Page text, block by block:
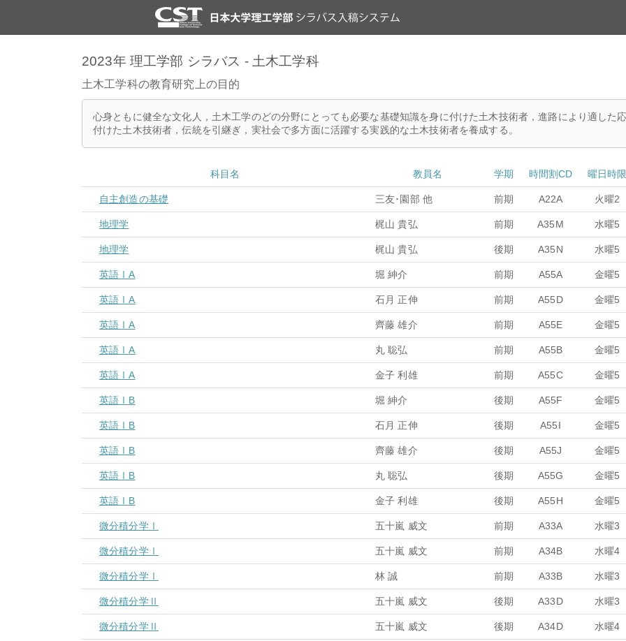
2023年 理工学部 シラバス - 土木工学科
土木工学科の教育研究上の目的
心身ともに健全な文化人，土木工学のどの分野にとっても必要な基礎知識を身に付けた土木技術者，進路により適した
付けた土木技術者，伝統を引継ぎ，実社会で多方面に活躍する実践的な土木技術者を養成する。
科目名 教員名 学期 時間割CD 曜日時限
自主創造の基礎 三友･園部 他 前期 A22A 火曜2
地理学 梶山 貴弘 前期 A35M 水曜5
地理学 梶山 貴弘 後期 A35N 水曜5
英語ⅠA 堀 紳介 前期 A55A 金曜5
英語ⅠA 石月 正伸 前期 A55D 金曜5
英語ⅠA 齊藤 雄介 前期 A55E 金曜5
英語ⅠA 丸 聡弘 前期 A55B 金曜5
英語ⅠA 金子 利雄 前期 A55C 金曜5
英語ⅠB 堀 紳介 後期 A55F 金曜5
英語ⅠB 石月 正伸 後期 A55I 金曜5
英語ⅠB 齊藤 雄介 後期 A55J 金曜5
英語ⅠB 丸 聡弘 後期 A55G 金曜5
英語ⅠB 金子 利雄 後期 A55H 金曜5
微分積分学Ⅰ 五十嵐 威文 前期 A33A 水曜3
微分積分学Ⅰ 五十嵐 威文 前期 A34B 水曜4
微分積分学Ⅰ 林 誠 前期 A33B 水曜3
微分積分学Ⅱ 五十嵐 威文 後期 A33D 水曜3
微分積分学Ⅱ 五十嵐 威文 後期 A34D 水曜4